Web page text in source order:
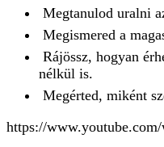
Megtanulod uralni
Megismered a
Rájössz, hogyan
nélkül is.
Megérted, miként
https://